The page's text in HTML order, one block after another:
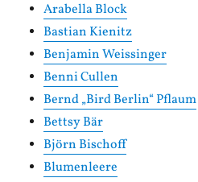
Arabella Block
Bastian Kienitz
Benjamin Weissinger
Benni Cullen
Bernd „Bird Berlin“ Pflaum
Bettsy Bär
Björn Bischoff
Blumenleere